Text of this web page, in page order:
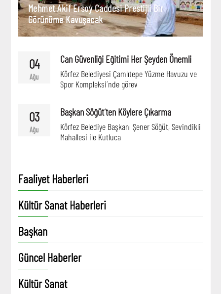
Mehmet Akif Ersoy Caddesi Prestijli Bir
Görünüme Kavuşacak
04
Ağu
Can Güvenliği Eğitimi Her Şeyden Önemli
Körfez Belediyesi Çamlıtepe Yüzme Havuzu ve
Spor Kompleksi´nde görev
03
Ağu
Başkan Söğüt´ten Köylere Çıkarma
Körfez Belediye Başkanı Şener Söğüt, Sevindikli
Mahallesi ile Kutluca
Faaliyet Haberleri
Kültür Sanat Haberleri
Başkan
Güncel Haberler
Kültür Sanat